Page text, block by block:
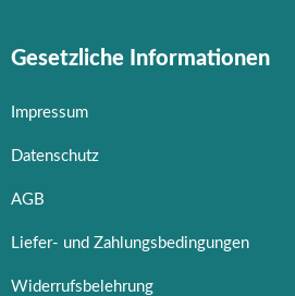
Gesetzliche Informationen
Impressum
Datenschutz
AGB
Liefer- und Zahlungsbedingungen
Widerrufsbelehrung